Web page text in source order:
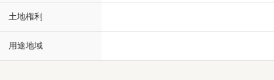
土地権利
用途地域